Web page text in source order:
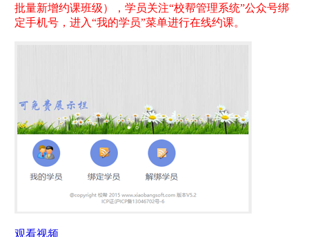
批量新增约课班级），学员关注“校帮管理系统”公众号绑
定手机号，进入“我的学员”菜单进行在线约课。
观看视频